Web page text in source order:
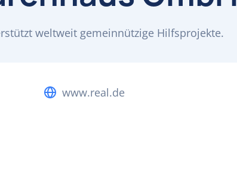
weltweit gemeinnützige Hilfsprojekte.
www.real.de